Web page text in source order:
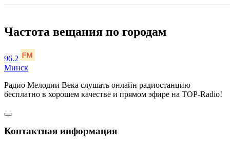
Частота вещания по городам
96.2
Минск
Радио Мелодии Века слушать онлайн радиостанцию
бесплатно в хорошем качестве и прямом эфире на TOP-Radio!
Контактная информация